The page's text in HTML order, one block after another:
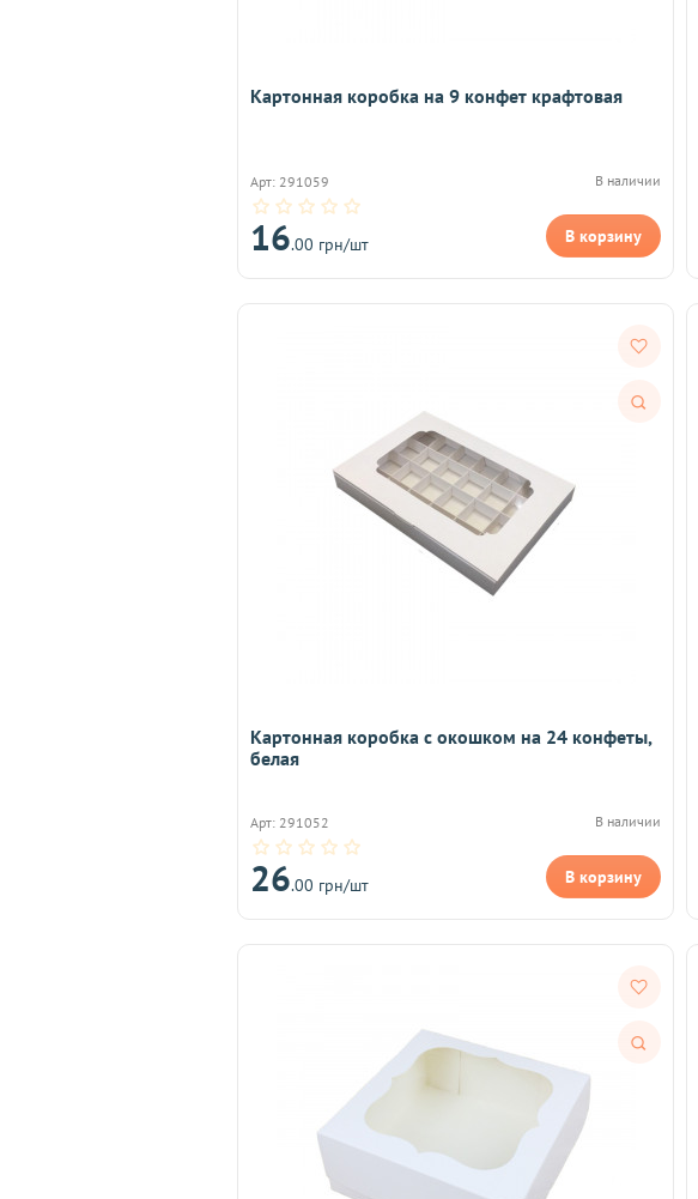
Картонная коробка на 9 конфет крафтовая
Арт: 291059 В наличии
16.00 грн/шт В корзину
Картонная коробка с окошком на 24 конфеты,
белая
Арт: 291052 В наличии
26.00 грн/шт В корзину